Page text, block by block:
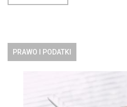
PRAWO I PODATKI